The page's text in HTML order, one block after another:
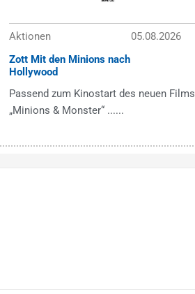
Aktionen
05.08.2026
Zott Mit den Minions nach
Hollywood
Passend zum Kinostart des neuen Films
„Minions & Monster“ ......